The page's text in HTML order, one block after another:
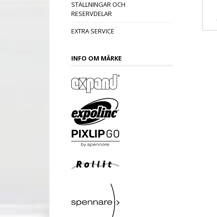
STÄLLNINGAR OCH
RESERVDELAR
EXTRA SERVICE
INFO OM MÄRKE